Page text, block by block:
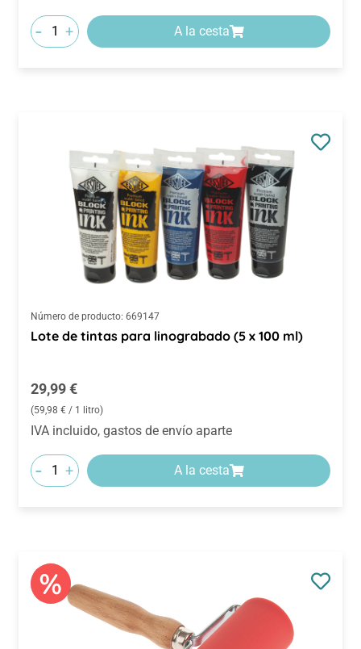
- + A la cesta
Número de producto: 669147
Lote de tintas para linograbado (5 x 100 ml)
Precio normal:
29,99 €
(59,98 € / 1 litro)
IVA incluido, gastos de envío aparte
- + A la cesta